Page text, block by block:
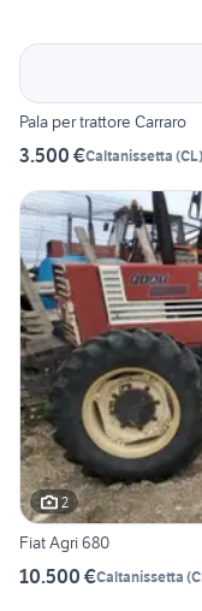
Pala per trattore Carraro
3.500 €Caltanissetta (CL)
2
Fiat Agri 680
10.500 €Caltanissetta (